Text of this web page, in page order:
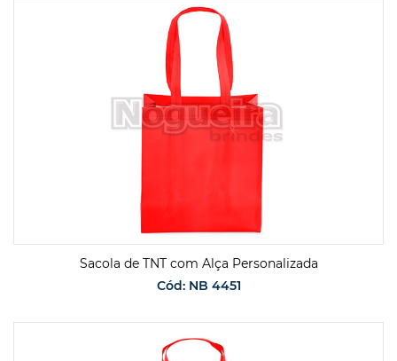
SOLICITAR ORÇAMENTO
Sacola de TNT com Alça Personalizada
Cód: NB 4451
SOLICITAR ORÇAMENTO